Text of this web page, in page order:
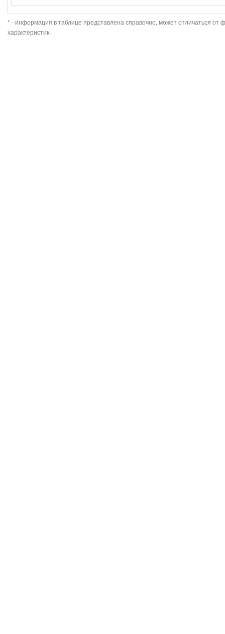
* - информация в таблице представлена справочно, может отличаться от
характеристик.